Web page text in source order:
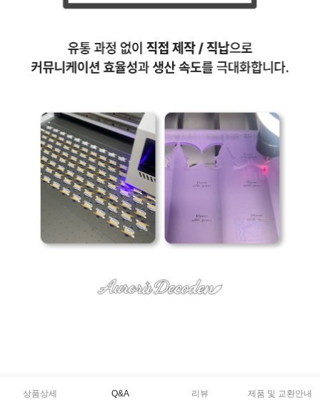
상품상세 Q&A 리뷰 제품 및 교환안내